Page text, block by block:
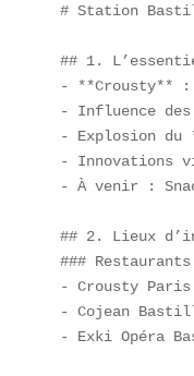
# Station
## 1.
- **Crousty** :
- Influence
- Explosion du
- Innovations
- À venir :
## 2. Lieux
###
- Crousty
- Cojean
- Exki Opéra